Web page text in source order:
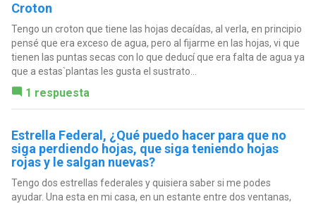
Croton
Tengo un croton que tiene las hojas decaídas, al verla, en principio
pensé que era exceso de agua, pero al fijarme en las hojas, vi que
tienen las puntas secas con lo que deducí que era falta de agua ya
que a estas`plantas les gusta el sustrato...
1 respuesta
Estrella Federal, ¿Qué puedo hacer para que no
siga perdiendo hojas, que siga teniendo hojas
rojas y le salgan nuevas?
Tengo dos estrellas federales y quisiera saber si me podes
ayudar. Una esta en mi casa, en un estante entre dos ventanas,